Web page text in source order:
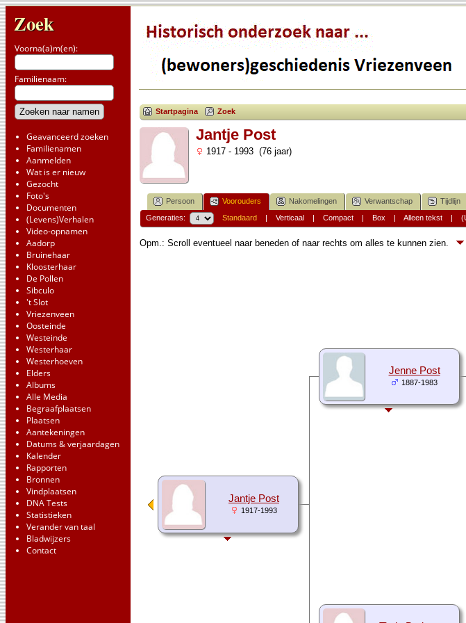
Zoek
Voorna(a)m(en):
Familienaam:
Geavanceerd zoeken
Familienamen
Aanmelden
Wat is er nieuw
Gezocht
Foto's
Documenten
(Levens)Verhalen
Video-opnamen
Aadorp
Bruinehaar
Kloosterhaar
De Pollen
Sibculo
't Slot
Vriezenveen
Oosteinde
Westeinde
Westerhaar
Westerhoeven
Elders
Albums
Alle Media
Begraafplaatsen
Plaatsen
Aantekeningen
Datums & verjaardagen
Kalender
Rapporten
Bronnen
Vindplaatsen
DNA Tests
Statistieken
Verander van taal
Bladwijzers
Contact
Startpagina Zoek
Jantje Post
1917 - 1993 (76 jaar)
Persoon Voorouders Nakomelingen Verwantschap Tijdlijn
Generaties: Standaard| Verticaal| Compact| Box | Alleen tekst|
Opm.: Scroll eventueel naar beneden of naar rechts om alles te kunnen zien.
Jantje Post
1917-1993
Jenne Post
1887-1983